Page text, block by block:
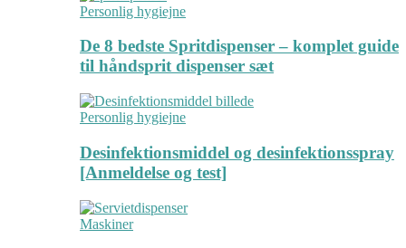
Personlig hygiejne
De 8 bedste Spritdispenser – komplet guide
til håndsprit dispenser sæt
Personlig hygiejne
Desinfektionsmiddel og desinfektionsspray
[Anmeldelse og test]
Maskiner